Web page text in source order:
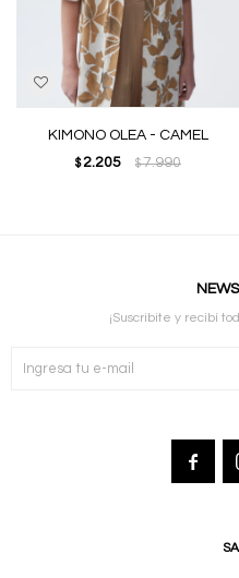
KIMONO OLEA - CAMEL
$ 2.205 $7.990
¡Suscribite y recibí
